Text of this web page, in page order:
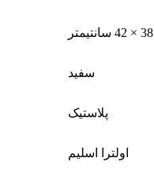
38 × 42 سانتیمتر
سفید
پلاستیک
اولترا اسلیم